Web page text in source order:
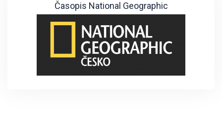
Časopis National Geographic